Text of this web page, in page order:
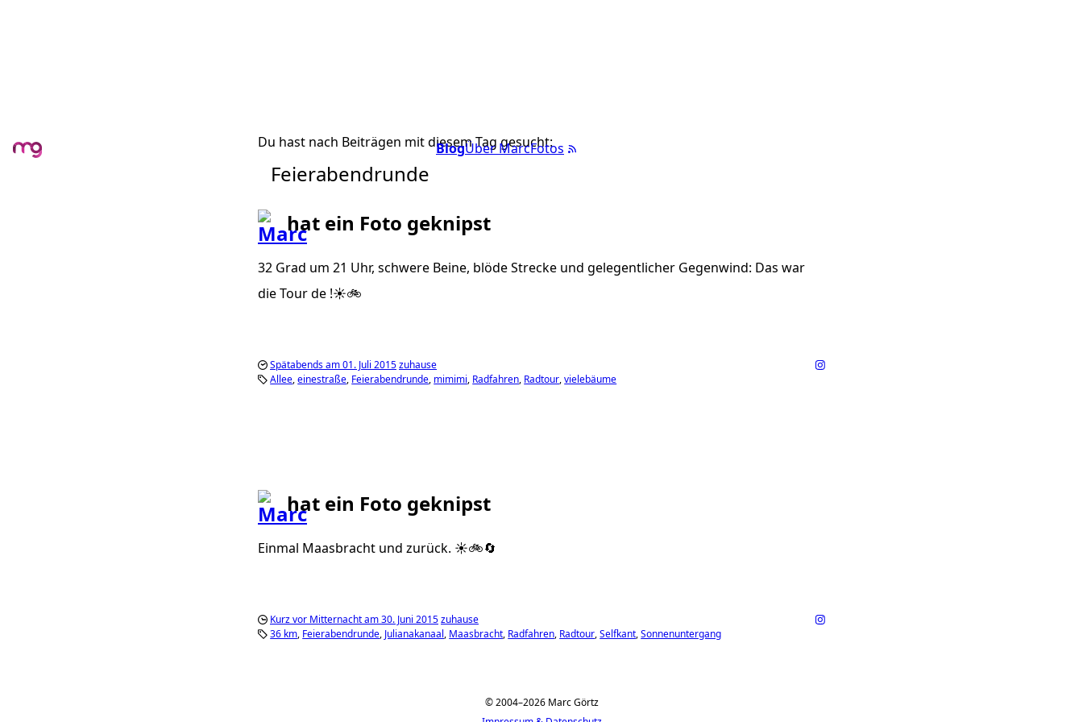
BlogÜber MarcFotos
Du hast nach Beiträgen mit diesem Tag gesucht:
Feierabendrunde
hat ein Foto geknipst
32 Grad um 21 Uhr, schwere Beine, blöde Strecke und gelegentlicher Gegenwind: Das war
die Tour de !☀️🚲
Spätabends am 01. Juli 2015zuhause
Allee einestraße Feierabendrunde mimimi Radfahren Radtour vielebäume
hat ein Foto geknipst
Einmal Maasbracht und zurück. ☀️🚲🔄
Kurz vor Mitternacht am 30. Juni 2015zuhause
36 km Feierabendrunde Julianakanaal Maasbracht Radfahren Radtour Selfkant Sonnenuntergang
© 2004–2026 Marc Görtz